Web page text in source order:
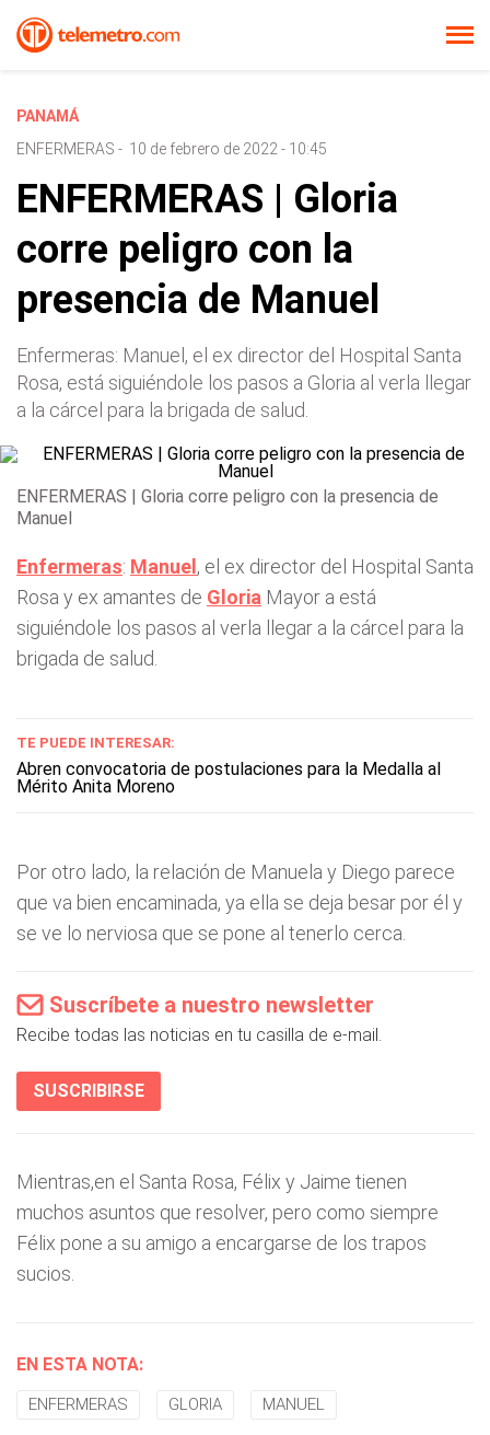
PANAMÁ
ENFERMERAS - 10 de febrero de 2022 - 10:45
ENFERMERAS | Gloria
corre peligro con la
presencia de Manuel
Enfermeras: Manuel, el ex director del Hospital Santa
Rosa, está siguiéndole los pasos a Gloria al verla llegar
a la cárcel para la brigada de salud.
ENFERMERAS | Gloria corre peligro con la presencia de
Manuel
Enfermeras: Manuel , el ex director del Hospital Santa
Rosa y ex amantes de Gloria Mayor a está
siguiéndole los pasos al verla llegar a la cárcel para la
brigada de salud.
TE PUEDE INTERESAR:
Abren convocatoria de postulaciones para la Medalla al
Mérito Anita Moreno
Por otro lado, la relación de Manuela y Diego parece
que va bien encaminada, ya ella se deja besar por él y
se ve lo nerviosa que se pone al tenerlo cerca.
Suscríbete a nuestro newsletter
Recibe todas las noticias en tu casilla de e-mail.
SUSCRIBIRSE
Mientras,en el Santa Rosa, Félix y Jaime tienen
muchos asuntos que resolver, pero como siempre
Félix pone a su amigo a encargarse de los trapos
sucios.
EN ESTA NOTA:
ENFERMERAS GLORIA MANUEL